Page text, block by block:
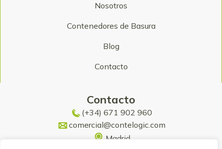
Nosotros
Contenedores de Basura
Blog
Contacto
Contacto
(+34) 671 902 960
comercial@contelogic.com
Madrid